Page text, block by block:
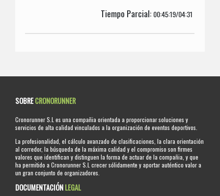
Tiempo Parcial: 00:45:19/04:31
SOBRECRONORUNNER
Cronorunner S.L es una compañia orientada a proporcionar soluciones y
servicios de alta calidad vinculados a la organización de eventos deportivos.
La profesionalidad, el cálculo avanzado de clasificaciones, la clara orientación
al corredor, la búsqueda de la máxima calidad y el compromiso son firmes
valores que identifican y distinguen la forma de actuar de la compañia, y que
ha permitido a Cronorunner S.L crecer sólidamente y aportar auténtico valor a
un gran conjunto de organizadores.
DOCUMENTACIÓNLEGAL